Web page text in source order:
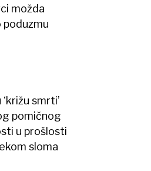
možda
smrti’
pomičnog
u prošlosti
sloma